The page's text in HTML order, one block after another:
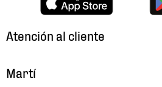
Atención al cliente
Martí